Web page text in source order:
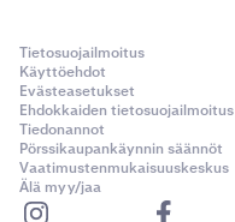
Tietosuojailmoitus
Käyttöehdot
Evästeasetukset
Ehdokkaiden tietosuojailmoitus
Tiedonannot
Pörssikaupankäynnin säännöt
Vaatimustenmukaisuuskeskus
Älä myy/jaa